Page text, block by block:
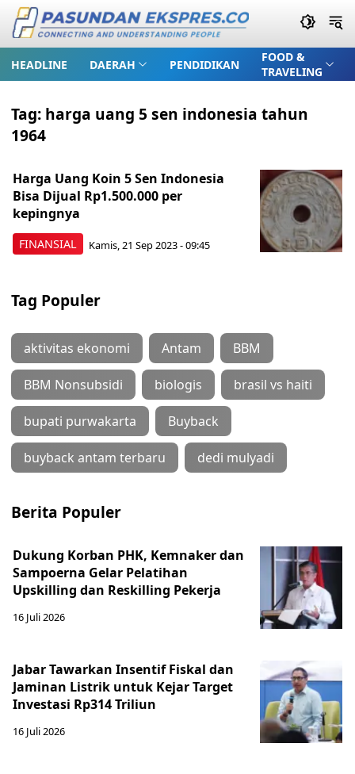
HEADLINE DAERAH PENDIDIKAN
FOOD &
TRAVELING
Tag: harga uang 5 sen indonesia tahun
1964
FINANSIAL
Harga Uang Koin 5 Sen Indonesia
Bisa Dijual Rp1.500.000 per
kepingnya
Kamis, 21 Sep 2023 - 09:45
Tag Populer
aktivitas ekonomi Antam BBM
BBM Nonsubsidi biologis brasil vs haiti
bupati purwakarta Buyback
buyback antam terbaru dedi mulyadi
Berita Populer
Dukung Korban PHK, Kemnaker dan
Sampoerna Gelar Pelatihan
Upskilling dan Reskilling Pekerja
16 Juli 2026
Jabar Tawarkan Insentif Fiskal dan
Jaminan Listrik untuk Kejar Target
Investasi Rp314 Triliun
16 Juli 2026